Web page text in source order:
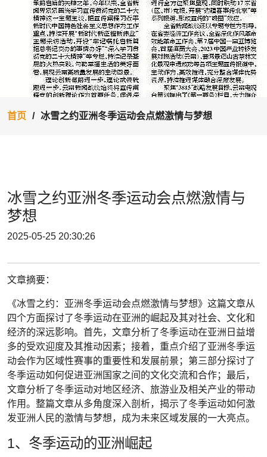
首页 冰雪之约亚洲冬季运动会点燃激情与梦想
冰雪之约亚洲冬季运动会点燃激情与
梦想
2025-05-25 20:30:26
文章摘要：
《冰雪之约：亚洲冬季运动会点燃激情与梦想》这篇文章从
四个方面探讨了冬季运动在亚洲的崛起及其对社会、文化和
经济的深远影响。首先，文章分析了冬季运动在亚洲日益增
多的受欢迎度及其推动因素；接着，重点介绍了亚洲冬季运
动会作为区域性赛事的重要性和发展前景；第三部分探讨了
冬季运动如何促进亚洲国家之间的文化交流和合作；最后，
文章分析了冬季运动对地区经济、旅游业及相关产业的带动
作用。整篇文章从多角度深入剖析，揭示了冬季运动如何激
发亚洲人民的激情与梦想，成为未来区域发展的一大亮点。
1、冬季运动的亚洲崛起